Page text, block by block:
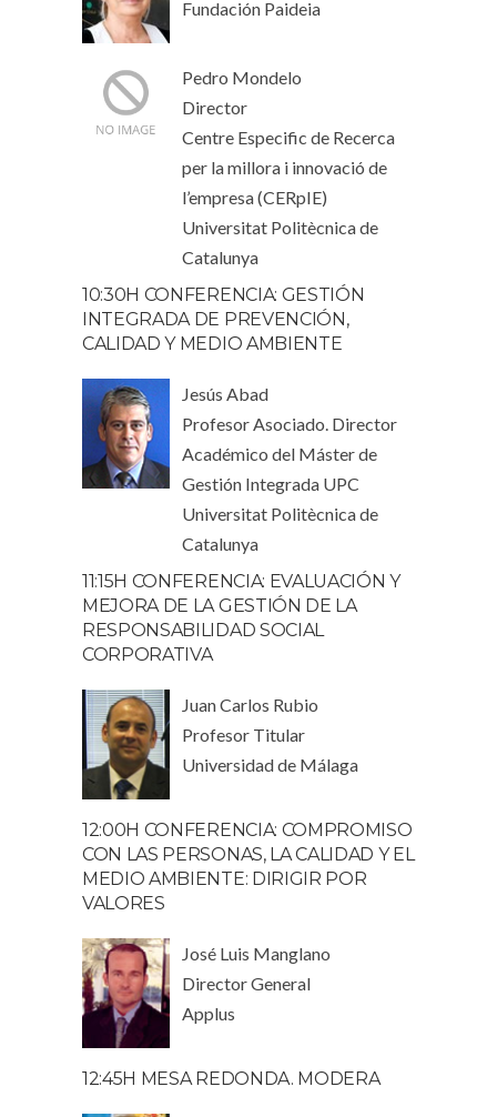
Fundación Paideia
Pedro Mondelo
Director
Centre Especific de Recerca
per la millora i innovació de
l’empresa (CERpIE)
Universitat Politècnica de
Catalunya
10:30H CONFERENCIA: GESTIÓN
INTEGRADA DE PREVENCIÓN,
CALIDAD Y MEDIO AMBIENTE
Jesús Abad
Profesor Asociado. Director
Académico del Máster de
Gestión Integrada UPC
Universitat Politècnica de
Catalunya
11:15H CONFERENCIA: EVALUACIÓN Y
MEJORA DE LA GESTIÓN DE LA
RESPONSABILIDAD SOCIAL
CORPORATIVA
Juan Carlos Rubio
Profesor Titular
Universidad de Málaga
12:00H CONFERENCIA: COMPROMISO
CON LAS PERSONAS, LA CALIDAD Y EL
MEDIO AMBIENTE: DIRIGIR POR
VALORES
José Luis Manglano
Director General
Applus
12:45H MESA REDONDA. MODERA